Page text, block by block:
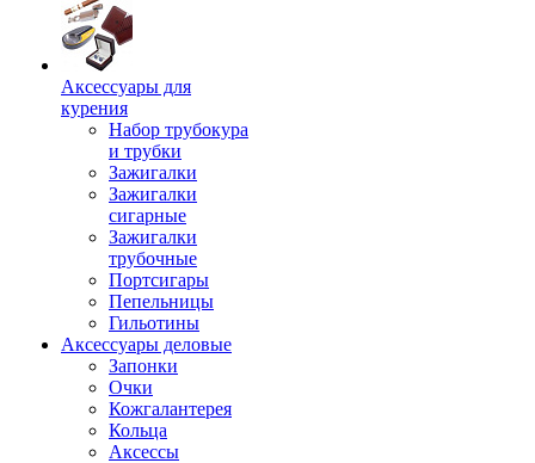
Аксессуары для
курения
Набор трубокура
и трубки
Зажигалки
Зажигалки
сигарные
Зажигалки
трубочные
Портсигары
Пепельницы
Гильотины
Аксессуары деловые
Запонки
Очки
Кожгалантерея
Кольца
Аксессы